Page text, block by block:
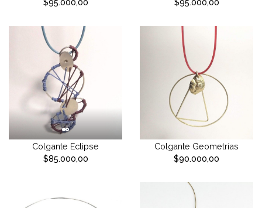
Colgante Eclipse
$85.000,00
Colgante Geometrías
$90.000,00